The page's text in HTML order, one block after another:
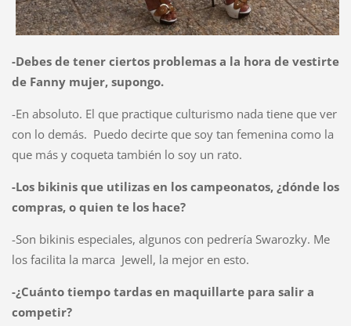
-Debes de tener ciertos problemas a la hora de vestirte
de Fanny mujer, supongo.
-En absoluto. El que practique culturismo nada tiene que ver
con lo demás. Puedo decirte que soy tan femenina como la
que más y coqueta también lo soy un rato.
-Los bikinis que utilizas en los campeonatos, ¿dónde los
compras, o quien te los hace?
-Son bikinis especiales, algunos con pedrería Swarozky. Me
los facilita la marca Jewell, la mejor en esto.
-¿Cuánto tiempo tardas en maquillarte para salir a
competir?